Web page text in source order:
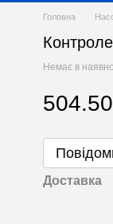
Головна
Немає в
Доставка